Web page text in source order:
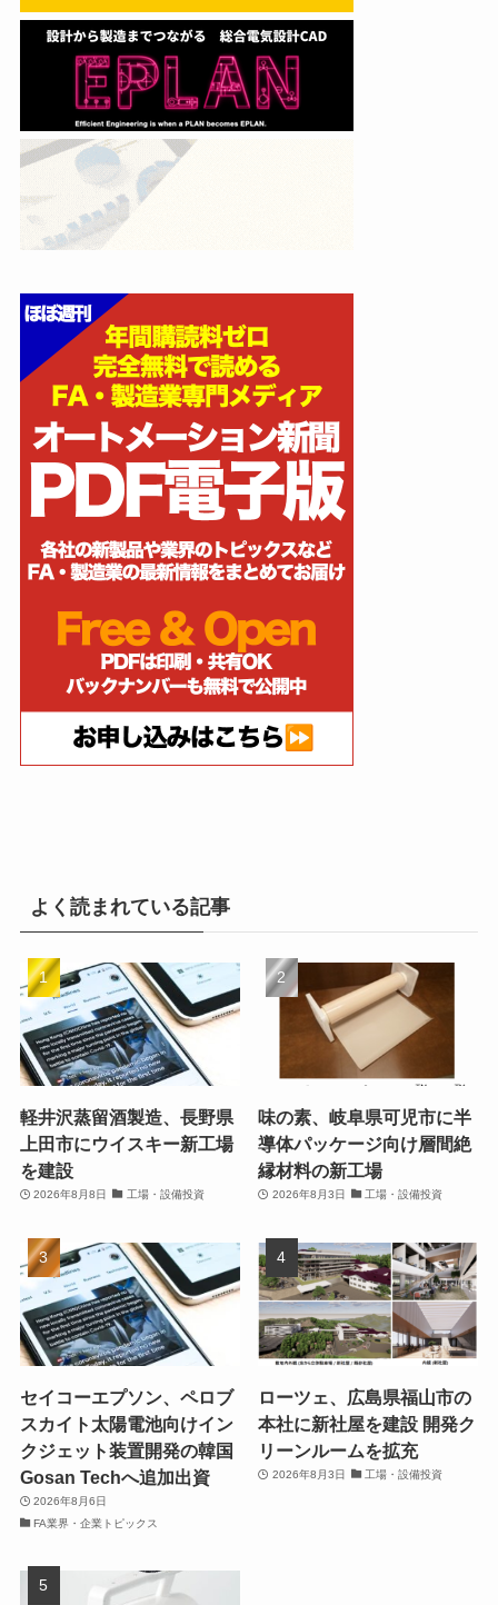
よく読まれている記事
軽井沢蒸留酒製造、長野県
上田市にウイスキー新工場
を建設
2026年8月8日 工場・設備投資
味の素、岐阜県可児市に半
導体パッケージ向け層間絶
縁材料の新工場
2026年8月3日 工場・設備投資
セイコーエプソン、ペロブ
スカイト太陽電池向けイン
クジェット装置開発の韓国
Gosan Techへ追加出資
2026年8月6日
FA業界・企業トピックス
ローツェ、広島県福山市の
本社に新社屋を建設 開発ク
リーンルームを拡充
2026年8月3日 工場・設備投資